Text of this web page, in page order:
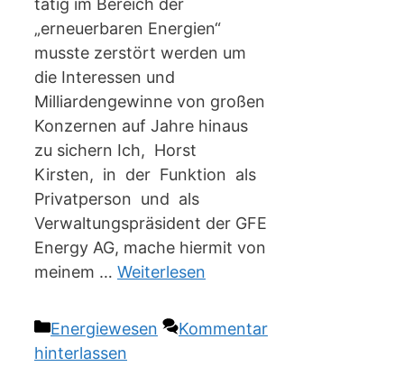
tätig im Bereich der
„erneuerbaren Energien“
musste zerstört werden um
die Interessen und
Milliardengewinne von großen
Konzernen auf Jahre hinaus
zu sichern Ich, Horst
Kirsten, in der Funktion als
Privatperson und als
Verwaltungspräsident der GFE
Energy AG, mache hiermit von
meinem … Weiterlesen
Kategorien
Energiewesen
Kommentar
hinterlassen